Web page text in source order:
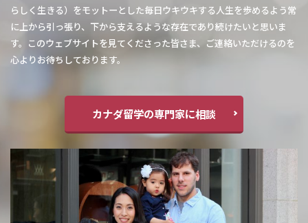
らしく生きる）をモットーとした毎日ウキウキする人生を歩めるよう常
に上から引っ張り、下から支えるような存在であり続けたいと思いま
す。このウェブサイトを見てくださった皆さま、ご連絡いただけるのを
心よりお待ちしております。
カナダ留学の専門家に相談